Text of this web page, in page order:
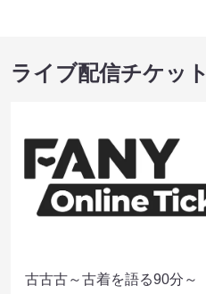
ライブ配信チケット
古古古～古着を語る90分～